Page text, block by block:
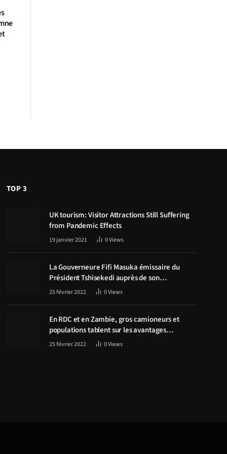
TOP 3
UK tourism: Visitor Attractions Still Suffering
from Pandemic Effects
19 janvier 2021 0Views
La Gouverneure Fifi Masuka émissaire du
Président Tshisekedi auprès de son
homologue Zambien Hichilema, la
25 février 2022 0Views
En RDC et en Zambie, gros camioneurs et
populations tablent sur les avantages
économiques de la route Kolwezi-Solwezi
25 février 2022 0Views